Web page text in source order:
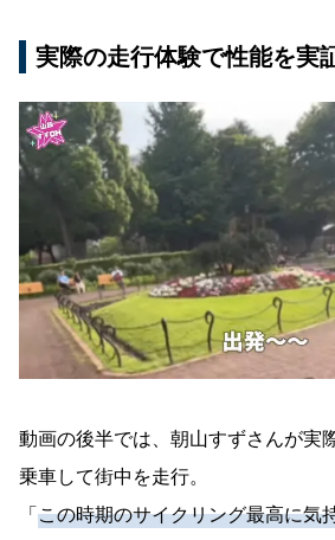
実際の走行体験で性能を実
動画の後半では、朝山すずさんが実
乗車して街中を走行。
「 この時期のサイクリング最高に気